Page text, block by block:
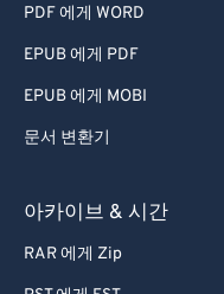
PDF 에게 WORD
EPUB 에게 PDF
EPUB 에게 MOBI
문서 변환기
아카이브 & 시간
RAR 에게 Zip